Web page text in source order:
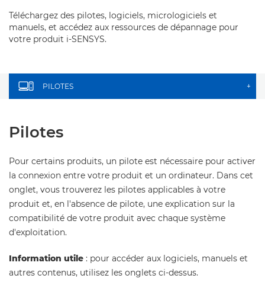
Téléchargez des pilotes, logiciels, micrologiciels et
manuels, et accédez aux ressources de dépannage pour
votre produit i-SENSYS.
PILOTES +
Pilotes
Pour certains produits, un pilote est nécessaire pour activer
la connexion entre votre produit et un ordinateur. Dans cet
onglet, vous trouverez les pilotes applicables à votre
produit et, en l'absence de pilote, une explication sur la
compatibilité de votre produit avec chaque système
d'exploitation.
Information utile : pour accéder aux logiciels, manuels et
autres contenus, utilisez les onglets ci-dessus.